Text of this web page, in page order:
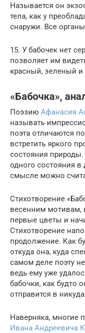
Называется он
тела, как у
снаружи. Все
15. У бабочек нет
позволяет им
красный, зеленый
«Бабочка»,
Поэзию Афанасия
называть
поэта отличаются
встретить яркого
состояния
одного состояния в
смысле можно
Стихотворение
весенним мотивам,
первые цветы и
Стихотворение
продолжение. Как
откуда она, куда
самом деле поэту
ведь ему уже
бабочки, как будто
отправится в
Наверняка, многие
Ивана Андреевича